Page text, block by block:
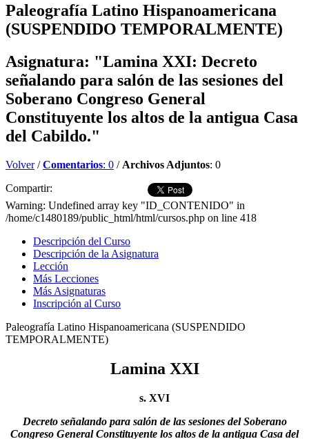
Paleografía Latino Hispanoamericana
(SUSPENDIDO TEMPORALMENTE)
Asignatura: "Lamina XXI: Decreto
señalando para salón de las sesiones del
Soberano Congreso General
Constituyente los altos de la antigua Casa
del Cabildo."
Volver/Comentarios: 0 /Archivos Adjuntos: 0
Compartir:
Warning: Undefined array key "ID_CONTENIDO" in
/home/c1480189/public_html/html/cursos.php on line 418
Descripción del Curso
Descripción de la Asignatura
Lección
Más Lecciones
Más Asignaturas
Inscripción al Curso
Paleografía Latino Hispanoamericana (SUSPENDIDO
TEMPORALMENTE)
Lamina XXI
s. XVI
Decreto señalando para salón de las sesiones del Soberano
Congreso General Constituyente los altos de la antigua Casa del